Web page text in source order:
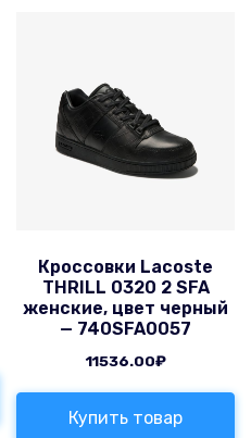
Кроссовки Lacoste
THRILL 0320 2 SFA
женские, цвет черный
— 740SFA0057
11536.00₽
Купить товар